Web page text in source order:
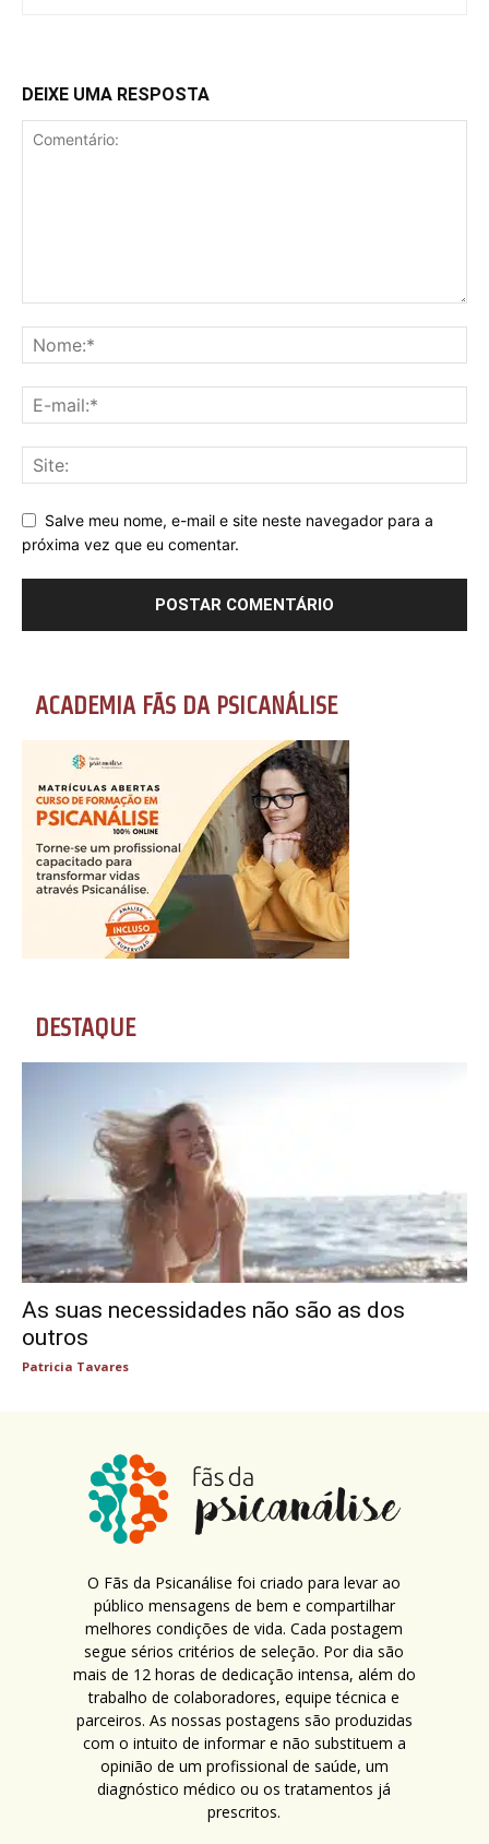
DEIXE UMA RESPOSTA
Salve meu nome, e-mail e site neste navegador para a
próxima vez que eu comentar.
ACADEMIA FÃS DA PSICANÁLISE
DESTAQUE
As suas necessidades não são as dos
outros
Patricia Tavares
O Fãs da Psicanálise foi criado para levar ao
público mensagens de bem e compartilhar
melhores condições de vida. Cada postagem
segue sérios critérios de seleção. Por dia são
mais de 12 horas de dedicação intensa, além do
trabalho de colaboradores, equipe técnica e
parceiros. As nossas postagens são produzidas
com o intuito de informar e não substituem a
opinião de um profissional de saúde, um
diagnóstico médico ou os tratamentos já
prescritos.